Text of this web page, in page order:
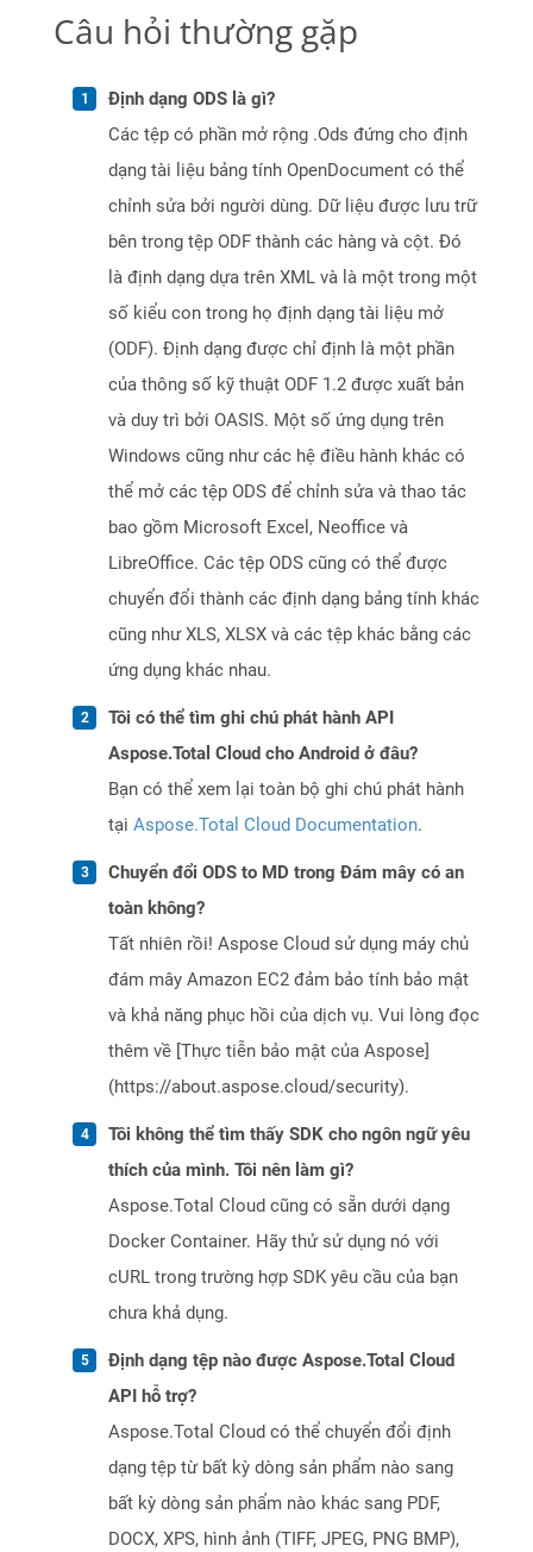
Câu hỏi thường gặp
Định dạng ODS là gì?
Các tệp có phần mở rộng .Ods đứng cho định
dạng tài liệu bảng tính OpenDocument có thể
chỉnh sửa bởi người dùng. Dữ liệu được lưu trữ
bên trong tệp ODF thành các hàng và cột. Đó
là định dạng dựa trên XML và là một trong một
số kiểu con trong họ định dạng tài liệu mở
(ODF). Định dạng được chỉ định là một phần
của thông số kỹ thuật ODF 1.2 được xuất bản
và duy trì bởi OASIS. Một số ứng dụng trên
Windows cũng như các hệ điều hành khác có
thể mở các tệp ODS để chỉnh sửa và thao tác
bao gồm Microsoft Excel, Neoffice và
LibreOffice. Các tệp ODS cũng có thể được
chuyển đổi thành các định dạng bảng tính khác
cũng như XLS, XLSX và các tệp khác bằng các
ứng dụng khác nhau.
Tôi có thể tìm ghi chú phát hành API
Aspose.Total Cloud cho Android ở đâu?
Bạn có thể xem lại toàn bộ ghi chú phát hành
tại Aspose.Total Cloud Documentation.
Chuyển đổi ODS to MD trong Đám mây có an
toàn không?
Tất nhiên rồi! Aspose Cloud sử dụng máy chủ
đám mây Amazon EC2 đảm bảo tính bảo mật
và khả năng phục hồi của dịch vụ. Vui lòng đọc
thêm về [Thực tiễn bảo mật của Aspose]
(https://about.aspose.cloud/security).
Tôi không thể tìm thấy SDK cho ngôn ngữ yêu
thích của mình. Tôi nên làm gì?
Aspose.Total Cloud cũng có sẵn dưới dạng
Docker Container. Hãy thử sử dụng nó với
cURL trong trường hợp SDK yêu cầu của bạn
chưa khả dụng.
Định dạng tệp nào được Aspose.Total Cloud
API hỗ trợ?
Aspose.Total Cloud có thể chuyển đổi định
dạng tệp từ bất kỳ dòng sản phẩm nào sang
bất kỳ dòng sản phẩm nào khác sang PDF,
DOCX, XPS, hình ảnh (TIFF, JPEG, PNG BMP),